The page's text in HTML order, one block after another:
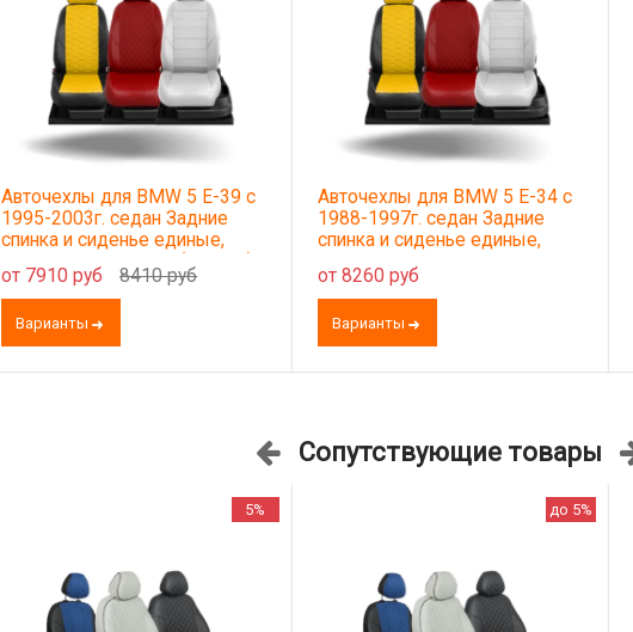
Авточехлы для BMW 5 E-39 с
1995-2003г. седан Задние
спинка и сиденье единые,
задний подлокотник (молния),
5 подголовников
от 7910 руб 8410 руб
Варианты
Авточехлы для BMW 5 E-34 с
1988-1997г. седан Задние
спинка и сиденье единые,
2передних+задний
подлокотник (молния),
5подголовников
от 8260 руб
Варианты
Сопутствующие товары
5% до 5%